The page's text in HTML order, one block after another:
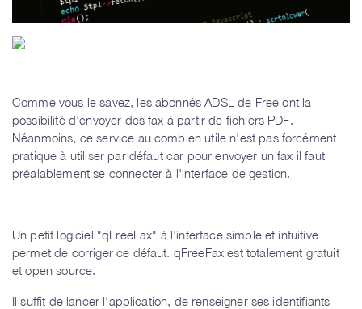
Comme vous le savez, les abonnés ADSL de Free ont la
possibilité d'envoyer des fax à partir de fichiers PDF.
Néanmoins, ce service au combien utile n'est pas forcément
pratique à utiliser par défaut car pour envoyer un fax il faut
préalablement se connecter à l'interface de gestion.
Un petit logiciel "qFreeFax" à l'interface simple et intuitive
permet de corriger ce défaut. qFreeFax est totalement gratuit
et open source.
Il suffit de lancer l'application, de renseigner ses identifiants